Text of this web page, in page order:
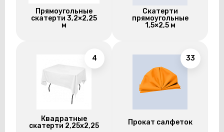
Прямоугольные
скатерти 3,2×2,25
м
Скатерти
прямоугольные
1,5×2,5 м
4
Квадратные
скатерти 2,25х2,25
33
Прокат салфеток